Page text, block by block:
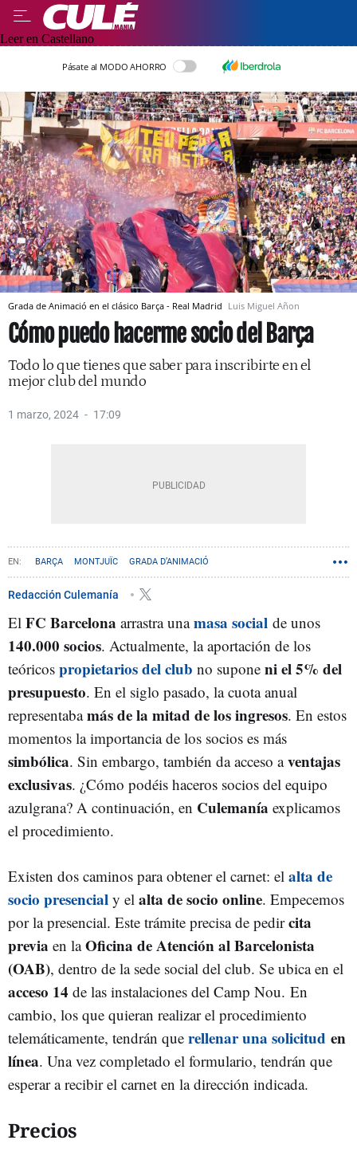
Leer en Castellano
Pásate al MODO AHORRO
Grada de Animació en el clásico Barça - Real Madrid Luis Miguel Añon
Cómo puedo hacerme socio del Barça
Todo lo que tienes que saber para inscribirte en el
mejor club del mundo
1 marzo, 2024 17:09
BARÇA MONTJUÏC GRADA D’ANIMACIÓ
Redacción Culemanía
El FC Barcelona arrastra unamasa social de unos
140.000 socios. Actualmente, la aportación de los
teóricos propietarios del club no supone ni el 5% del
presupuesto. En el siglo pasado, la cuota anual
representabamás de la mitad de los ingresos. En estos
momentos la importancia de los socios es más
simbólica. Sin embargo, también da acceso aventajas
exclusivas. ¿Cómo podéis haceros socios del equipo
azulgrana? A continuación, en Culemanía explicamos
el procedimiento.
Existen dos caminos para obtener el carnet: el alta de
socio presencial y el alta de socio online. Empecemos
por la presencial. Este trámite precisa de pedircita
previa en laOficina de Atención al Barcelonista
(OAB), dentro de la sede social del club. Se ubica en el
acceso 14 de las instalaciones del Camp Nou. En
cambio, los que quieran realizar el procedimiento
telemáticamente, tendrán que rellenar una solicitud en
línea. Una vez completado el formulario, tendrán que
esperar a recibir el carnet en la dirección indicada.
Precios